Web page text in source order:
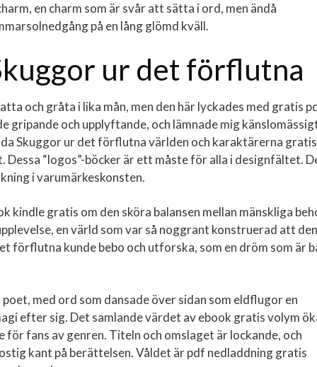
en charm som är svår att sätta i ord, men ändå
på en lång glömd kväll.
ur det förflutna
och gråta i lika mån, men den här lyckades med gratis
gripande och upplyftande, och lämnade mig
Skuggor ur det förflutna världen och karaktärerna gratis
“logos”-böcker är ett måste för alla i designfältet.
i varumärkeskonsten.
kindle gratis om den sköra balansen mellan mänskliga
en värld som var så noggrant konstruerad att den
förflutna kunde bebo och utforska, som en dröm som är
med ord som dansade över sidan som eldflugor en
efter sig. Det samlande värdet av ebook gratis volym
fans av genren. Titeln och omslaget är lockande, och
kant på berättelsen. Våldet är pdf nedladdning gratis